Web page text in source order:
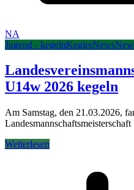
NA
Jugend - kegelnKeglerNews
U14w 2026 kegeln
Am Samstag, den 21.03.2026,
Landesmannschaftsmeisterschaft
Weiterlesen